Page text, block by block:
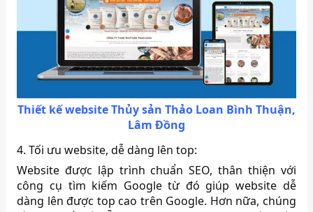
Thiết kế website Thủy sản Thảo Loan Bình Thuận,
Lâm Đồng
4. Tối ưu website, dễ dàng lên top:
Website được lập trình chuẩn SEO, thân thiện với
công cụ tìm kiếm Google từ đó giúp website dễ
dàng lên được top cao trên Google. Hơn nữa, chúng